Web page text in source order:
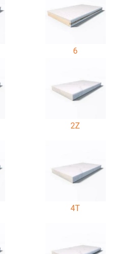
6
2Z
4T